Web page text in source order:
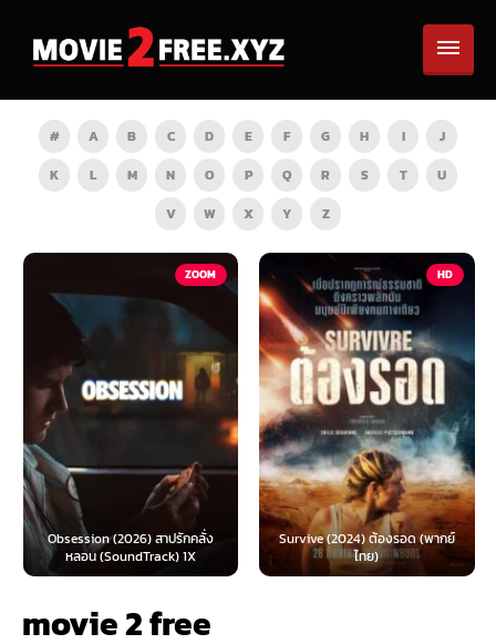
# A B C D E F G H I
J
K
L M N O P Q R S T
U
V
W X Y Z
ZOOM
Obsession (2026) สาปรักคลั่ง
หลอน (SoundTrack) 1X
HD
Survive (2024) ต้องรอด (พากย์
ไทย)
movie 2 free